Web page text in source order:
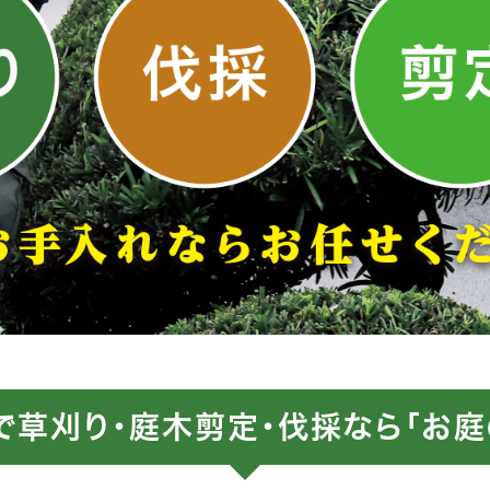
刈り・庭木剪定・伐採なら「お